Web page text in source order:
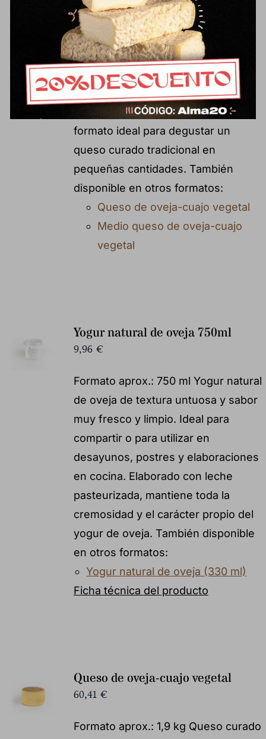
volteos periódicos y se trabaja la
corteza con aceite de oliva virgen.
Ofrece una textura más suave y
fundente en boca, con recuerdos
vegetales a alcachofa o espárrago
por el uso de cuajo vegetal. Un
formato ideal para degustar un
queso curado tradicional en
pequeñas cantidades. También
disponible en otros formatos:
Queso de oveja-cuajo vegetal
Medio queso de oveja-cuajo
vegetal
Yogur natural de oveja 750ml
9,96 €
Formato aprox.: 750 ml Yogur natural
de oveja de textura untuosa y sabor
muy fresco y limpio. Ideal para
compartir o para utilizar en
desayunos, postres y elaboraciones
en cocina. Elaborado con leche
pasteurizada, mantiene toda la
cremosidad y el carácter propio del
yogur de oveja. También disponible
en otros formatos:
Yogur natural de oveja (330 ml)
Ficha técnica del producto
Queso de oveja-cuajo vegetal
60,41 €
Formato aprox.: 1,9 kg Queso curado